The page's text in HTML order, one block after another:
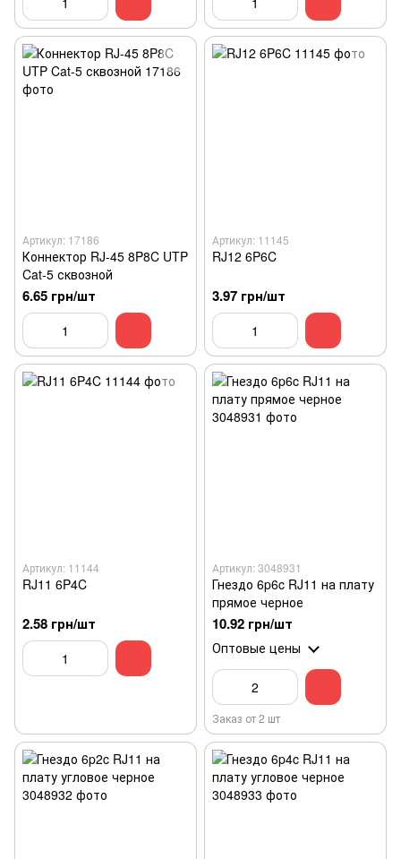
Артикул: 17186
Коннектор RJ-45 8P8C UTP
Cat-5 сквозной
6.65 грн/шт
Артикул: 11145
RJ12 6P6C
3.97 грн/шт
Артикул: 11144
RJ11 6P4C
2.58 грн/шт
Артикул: 3048931
Гнездо 6p6c RJ11 на плату
прямое черное
10.92 грн/шт
Оптовые цены
Заказ от 2 шт